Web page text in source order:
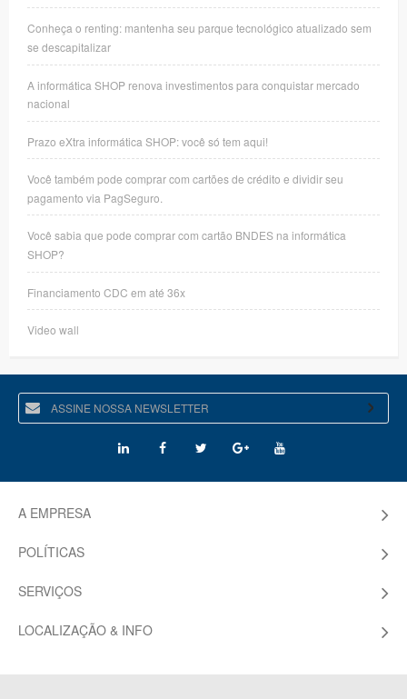
Conheça o renting: mantenha seu parque tecnológico atualizado sem
se descapitalizar
A informática SHOP renova investimentos para conquistar mercado
nacional
Prazo eXtra informática SHOP: você só tem aqui!
Você também pode comprar com cartões de crédito e dividir seu
pagamento via PagSeguro.
Você sabia que pode comprar com cartão BNDES na informática
SHOP?
Financiamento CDC em até 36x
Video wall
A EMPRESA
POLÍTICAS
SERVIÇOS
LOCALIZAÇÃO & INFO